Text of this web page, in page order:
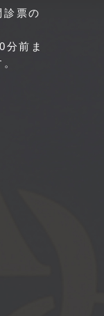
票の
分前ま